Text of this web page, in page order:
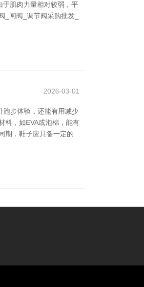
肌肉力量相对较弱，平
闸阀_调节阀采购批发_
2026-03-01
跑步体验，还能有用减少
料，如EVA或泡棉，能有
期，鞋子应具备一定的